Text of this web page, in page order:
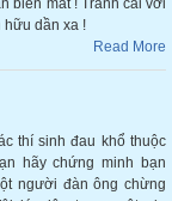
biến mất ! Tranh cãi với
hữu dần xa !
Read More
thí sinh đau khổ thuộc
hãy chứng minh bạn
người đàn ông chừng